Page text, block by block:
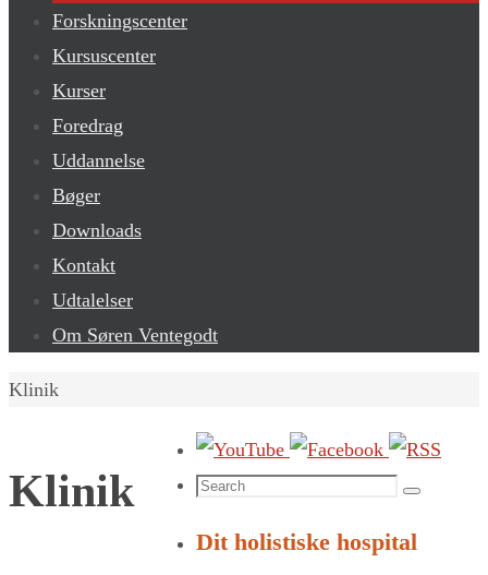
Forskningscenter
Kursuscenter
Kurser
Foredrag
Uddannelse
Bøger
Downloads
Kontakt
Udtalelser
Om Søren Ventegodt
Home
Klinik
Klinik
Search
Search
Dit holistiske hospital